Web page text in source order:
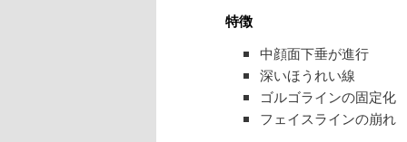
特徴
中顔面下垂が進行
深いほうれい線
ゴルゴラインの固定化
フェイスラインの崩れ